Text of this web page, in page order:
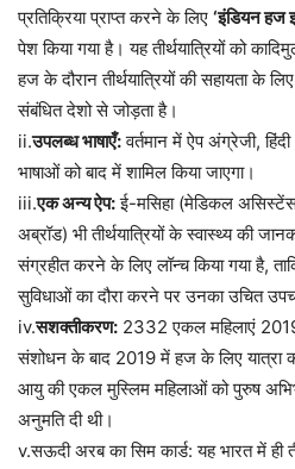
प्रतिक्रिया प्राप्त करने के लिए ‘इंडियन हज
पेश किया गया है। यह तीर्थयात्रियों को
हज के दौरान तीर्थयात्रियों की सहायता के
संबंधित देशो से जोड़ता है।
ii.उपलब्ध भाषाएँ:वर्तमान में ऐप अंग्रेजी,
भाषाओं को बाद में शामिल किया जाएगा।
iii.एक अन्य ऐप:ई-मसिहा (मेडिकल
अब्रॉड) भी तीर्थयात्रियों के स्वास्थ्य की
संग्रहीत करने के लिए लॉन्च किया गया है,
सुविधाओं का दौरा करने पर उनका उचित
iv.सशक्तीकरण: 2332 एकल महिलाएं
संशोधन के बाद 2019 में हज के लिए यात्रा
आयु की एकल मुस्लिम महिलाओं को पुरुष
अनुमति दी थी।
v.सऊदी अरब का सिम कार्ड: यह भारत में ही